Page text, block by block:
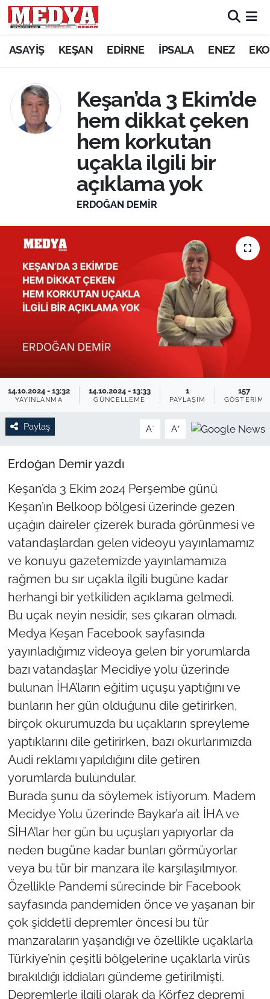
ASAYİŞ KEŞAN EDİRNE İPSALA ENEZ
Keşan’da 3 Ekim’de
hem dikkat çeken
hem korkutan
uçakla ilgili bir
açıklama yok
ERDOĞAN DEMIR
14.10.2024 - 13:32
YAYINLANMA
14.10.2024 - 13:33
GÜNCELLEME
1
PAYLAŞIM
157
GÖSTERIM
Paylaş A- A+
Erdoğan Demir yazdı
Keşan’da 3 Ekim 2024 Perşembe günü
Keşan’ın Belkoop bölgesi üzerinde gezen
uçağın daireler çizerek burada görünmesi ve
vatandaşlardan gelen videoyu yayınlamamız
ve konuyu gazetemizde yayınlamamıza
rağmen bu sır uçakla ilgili bugüne kadar
herhangi bir yetkiliden açıklama gelmedi.
Bu uçak neyin nesidir, ses çıkaran olmadı.
Medya Keşan Facebook sayfasında
yayınladığımız videoya gelen bir yorumlarda
bazı vatandaşlar Mecidiye yolu üzerinde
bulunan İHA’ların eğitim uçuşu yaptığını ve
bunların her gün olduğunu dile getirirken,
birçok okurumuzda bu uçakların spreyleme
yaptıklarını dile getirirken, bazı okurlarımızda
Audi reklamı yapıldığını dile getiren
yorumlarda bulundular.
Burada şunu da söylemek istiyorum. Madem
Mecidye Yolu üzerinde Baykar’a ait İHA ve
SİHA’lar her gün bu uçuşları yapıyorlar da
neden bugüne kadar bunları görmüyorlar
veya bu tür bir manzara ile karşılaşılmıyor.
Özellikle Pandemi sürecinde bir Facebook
sayfasında pandemiden önce ve yaşanan bir
çok şiddetli depremler öncesi bu tür
manzaraların yaşandığı ve özellikle uçaklarla
Türkiye’nin çeşitli bölgelerine uçaklarla virüs
bırakıldığı iddiaları gündeme getirilmişti.
Depremlerle ilgili olarak da Körfez depremi
KEŞAN
ASAYİŞ
SİYASET
GÜNDEM
EKONOMİ
EĞİTİM
TARIM VE HAYVANCILIK
RESMİ İLAN
YAŞAM
KIRKLARELİ
ÇANAKKALE
TÜRKİYE
Bölge
Güvenlik
Genel
Politika
Flaş Haber
Dış Haberler
Magazin
İş Dünyası
Bilim Teknoloji
English News
Canlı Maç
Finans
Genel-A